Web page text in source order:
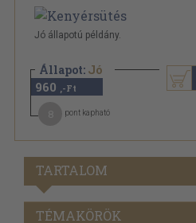
Jó állapotú példány.
Állapot: Jó
960 ,-Ft
pont kapható
TARTALOM
TÉMAKÖRÖK